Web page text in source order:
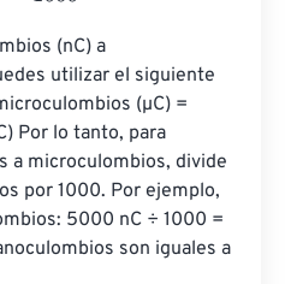
(nC) a
utilizar el siguiente
(µC) =
Por lo tanto, para
a microculombios, divide
por 1000. Por ejemplo,
5000 nC ÷ 1000 =
son iguales a